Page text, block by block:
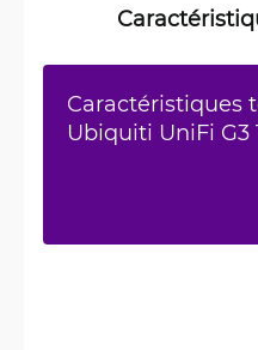
Caractéristiques
Ubiquiti UniFi G3